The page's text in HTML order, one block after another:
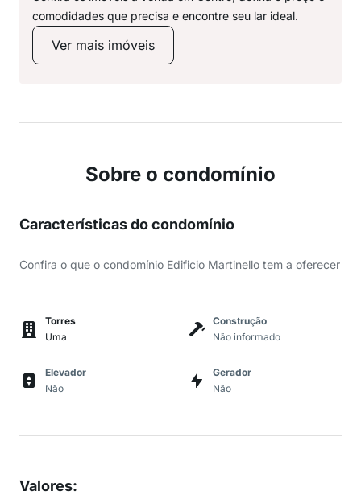
comodidades que precisa e encontre seu lar ideal.
Ver mais imóveis
Sobre o condomínio
Características do condomínio
Confira o que o condomínio Edificio Martinello tem a oferecer
Torres
Uma
Construção
Não informado
Elevador
Não
Gerador
Não
Valores: